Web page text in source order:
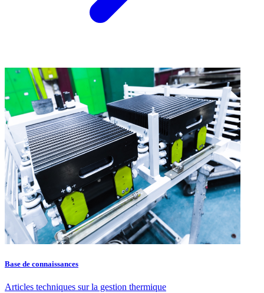
Base de connaissances
Articles techniques sur la gestion thermique